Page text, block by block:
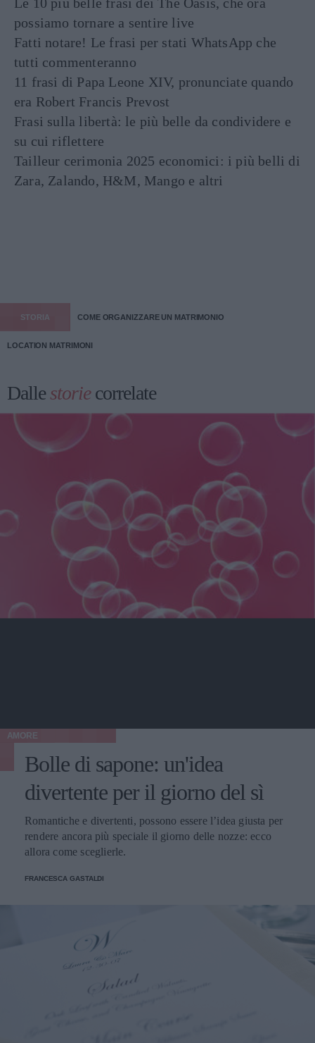
possiamo tornare a sentire live
Fatti notare! Le frasi per stati WhatsApp che
tutti commenteranno
11 frasi di Papa Leone XIV, pronunciate quando
era Robert Francis Prevost
Frasi sulla libertà: le più belle da condividere e
su cui riflettere
Tailleur cerimonia 2025 economici: i più belli di
Zara, Zalando, H&M, Mango e altri
STORIA COME ORGANIZZARE UN MATRIMONIO
LOCATION MATRIMONI
Dallestoriecorrelate
AMORE
Bolle di sapone: un'idea
divertente per il giorno del sì
Romantiche e divertenti, possono essere l’idea giusta per
rendere ancora più speciale il giorno delle nozze: ecco
allora come sceglierle.
FRANCESCA GASTALDI